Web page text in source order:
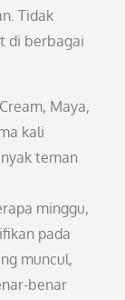
Tidak
di berbagai
Maya,
kali
teman
minggu,
pada
muncul,
benar